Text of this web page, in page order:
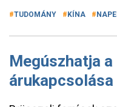
TUDOMÁNY KÍNA
Megúszhatja